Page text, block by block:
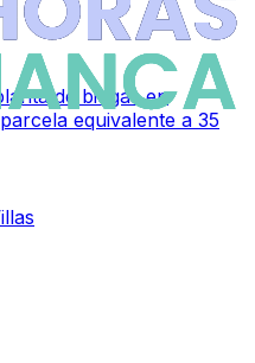
de biogás en
equivalente a 35